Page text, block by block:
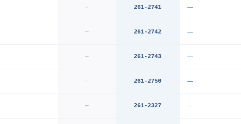
— 261-2741 —
— 261-2742 —
— 261-2743 —
— 261-2750 —
— 261-2327 —